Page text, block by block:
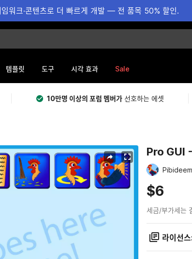
임워크·콘텐츠로 더 빠르게 개발 — 전 품목 50% 할인.
템플릿 도구 시각 효과 Sale
10만명 이상의 포럼 멤버가 선호하는 에셋
Pro GUI
$6
세금/부가세는
라이선